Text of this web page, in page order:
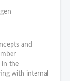
and
in the
with internal